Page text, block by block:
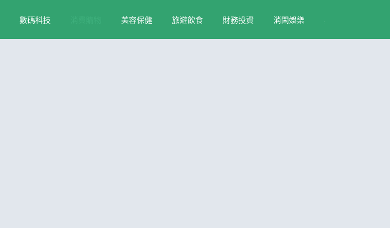
數碼科技 美容保健 旅遊飲食 財務投資 消閑娛樂 其他